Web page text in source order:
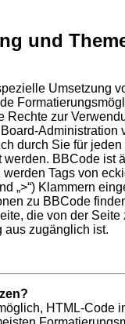
und
Umsetzung
Rechte zur
Administration
durch Sie für
werden. BBCode ist
Tags von
„>“) Klammern
zu BBCode
die von der Seite
aus zugänglich ist.
HTML-Code